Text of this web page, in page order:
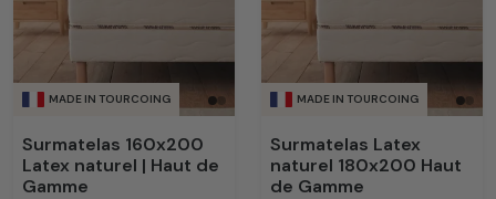
MADE IN TOURCOING
Surmatelas 160x200
Latex naturel | Haut de
Gamme
MADE IN TOURCOING
Surmatelas Latex
naturel 180x200 Haut
de Gamme